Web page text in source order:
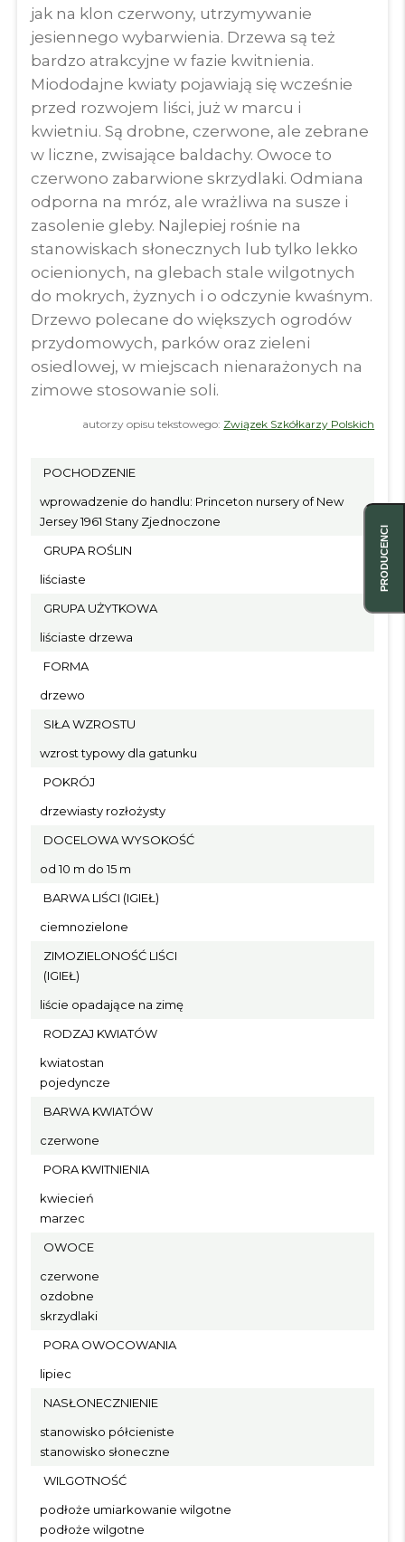
jak na klon czerwony, utrzymywanie
jesiennego wybarwienia. Drzewa są też
bardzo atrakcyjne w fazie kwitnienia.
Miododajne kwiaty pojawiają się wcześnie
przed rozwojem liści, już w marcu i
kwietniu. Są drobne, czerwone, ale zebrane
w liczne, zwisające baldachy. Owoce to
czerwono zabarwione skrzydlaki. Odmiana
odporna na mróz, ale wrażliwa na susze i
zasolenie gleby. Najlepiej rośnie na
stanowiskach słonecznych lub tylko lekko
ocienionych, na glebach stale wilgotnych
do mokrych, żyznych i o odczynie kwaśnym.
Drzewo polecane do większych ogrodów
przydomowych, parków oraz zieleni
osiedlowej, w miejscach nienarażonych na
zimowe stosowanie soli.
autorzy opisu tekstowego: Związek Szkółkarzy Polskich
POCHODZENIE
wprowadzenie do handlu: Princeton nursery of New
Jersey 1961 Stany Zjednoczone
GRUPA ROŚLIN
liściaste
GRUPA UŻYTKOWA
liściaste drzewa
FORMA
drzewo
SIŁA WZROSTU
wzrost typowy dla gatunku
POKRÓJ
drzewiasty rozłożysty
DOCELOWA WYSOKOŚĆ
od 10 m do 15 m
BARWA LIŚCI (IGIEŁ)
ciemnozielone
ZIMOZIELONOŚĆ LIŚCI
(IGIEŁ)
liście opadające na zimę
RODZAJ KWIATÓW
kwiatostan
pojedyncze
BARWA KWIATÓW
czerwone
PORA KWITNIENIA
kwiecień
marzec
OWOCE
czerwone
ozdobne
skrzydlaki
PORA OWOCOWANIA
lipiec
NASŁONECZNIENIE
stanowisko półcieniste
stanowisko słoneczne
WILGOTNOŚĆ
podłoże umiarkowanie wilgotne
podłoże wilgotne
PRODUCENCI